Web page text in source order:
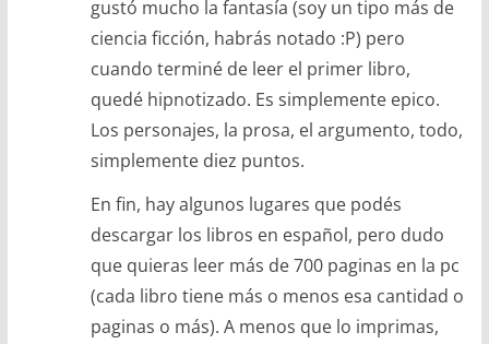
gustó mucho la fantasía (soy un tipo más de
ciencia ficción, habrás notado :P) pero
cuando terminé de leer el primer libro,
quedé hipnotizado. Es simplemente epico.
Los personajes, la prosa, el argumento, todo,
simplemente diez puntos.
En fin, hay algunos lugares que podés
descargar los libros en español, pero dudo
que quieras leer más de 700 paginas en la pc
(cada libro tiene más o menos esa cantidad o
paginas o más). A menos que lo imprimas,